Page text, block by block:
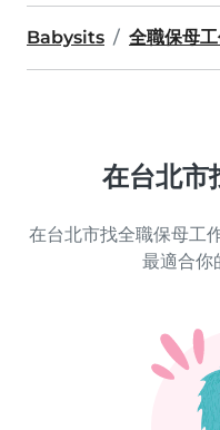
Babysits 全職保母
在台北市
在台北市找全職保母工
最適合你